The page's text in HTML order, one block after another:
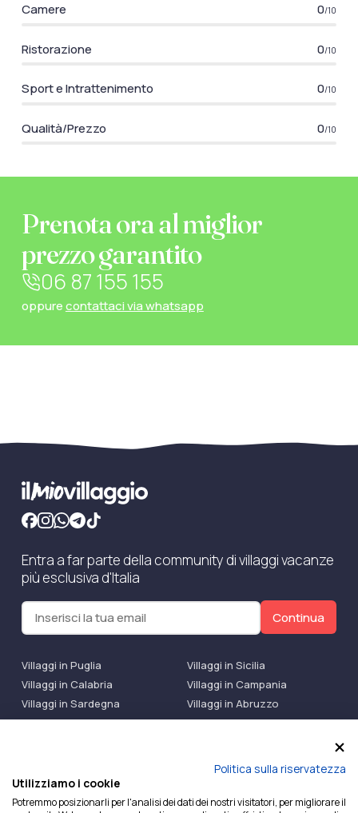
Camere 0/10
Ristorazione 0/10
Sport e Intrattenimento 0/10
Qualità/Prezzo 0/10
Prenota ora al miglior
prezzo garantito
06 87 155 155
oppurecontattaci via whatsapp
Entra a far parte della community di villaggi vacanze
più esclusiva d'Italia
Continua
Villaggi in Puglia
Villaggi in Sicilia
Villaggi in Calabria
Villaggi in Campania
Villaggi in Sardegna
Villaggi in Abruzzo
Villaggi Bluserena
Villaggi TH Resort
Ilmiovillaggio è un marchio di Ekiwi S.r.l.
Politica sulla riservatezza
Utilizziamo i cookie
Potremmo posizionarli per l'analisi dei dati dei nostri visitatori, per migliorare il